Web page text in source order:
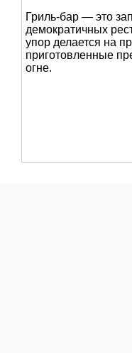
Гриль-бар — это
демократичных
упор делается на
приготовленные
огне.